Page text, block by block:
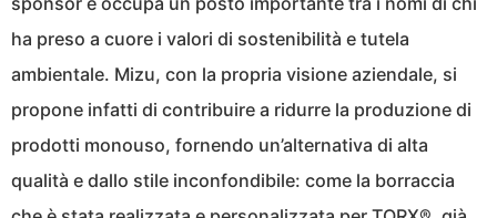
ha preso a cuore i valori di sostenibilità e tutela
ambientale. Mizu, con la propria visione aziendale, si
propone infatti di contribuire a ridurre la produzione di
prodotti monouso, fornendo un’alternativa di alta
qualità e dallo stile inconfondibile: come la borraccia